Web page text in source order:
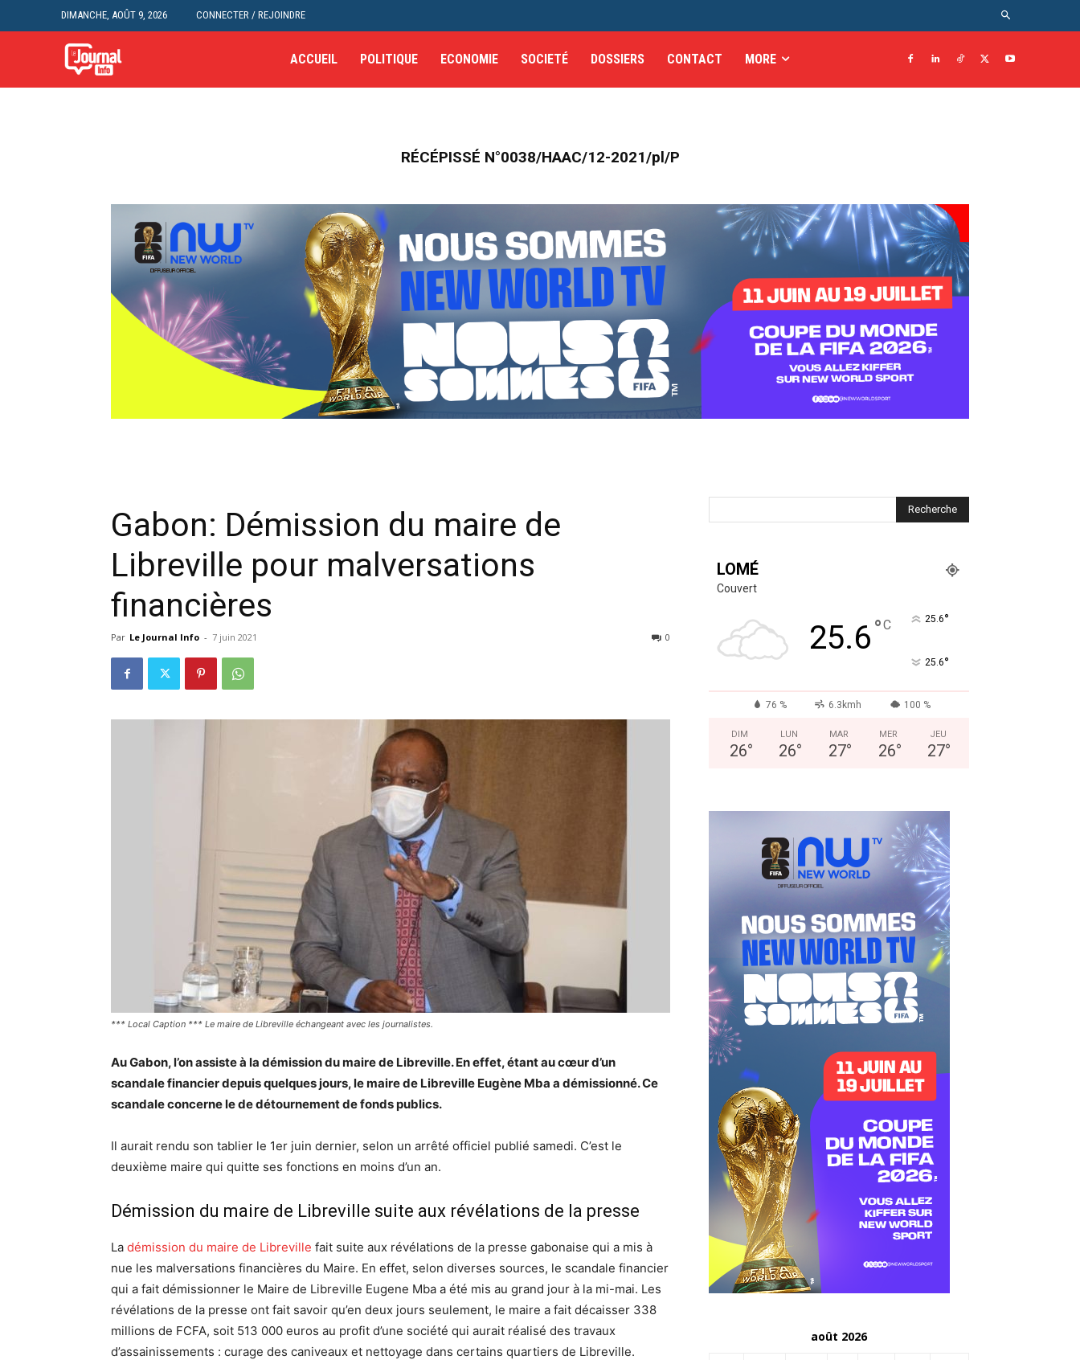
DIMANCHE, AOÛT 9, 2026 CONNECTER / REJOINDRE
ACCUEIL POLITIQUE ECONOMIE SOCIETÉ DOSSIERS CONTACT MORE
RÉCÉPISSÉ N°0038/HAAC/12-2021/pl/P
Gabon: Démission du maire de
Libreville pour malversations
financières
Par Le Journal Info - 7 juin 2021 0
*** Local Caption *** Le maire de Libreville échangeant avec les journalistes.
Au Gabon, l’on assiste à la démission du maire de Libreville. En effet, étant au cœur d’un
scandale financier depuis quelques jours, le maire de Libreville Eugène Mba a démissionné. Ce
scandale concerne le de détournement de fonds publics.
Il aurait rendu son tablier le 1er juin dernier, selon un arrêté officiel publié samedi. C’est le
deuxième maire qui quitte ses fonctions en moins d’un an.
Démission du maire de Libreville suite aux révélations de la presse
La démission du maire de Libreville fait suite aux révélations de la presse gabonaise qui a mis à
nue les malversations financières du Maire. En effet, selon diverses sources, le scandale financier
qui a fait démissionner le Maire de Libreville Eugene Mba a été mis au grand jour à la mi-mai. Les
révélations de la presse ont fait savoir qu’en deux jours seulement, le maire a fait décaisser 338
millions de FCFA, soit 513 000 euros au profit d’une société qui aurait réalisé des travaux
d’assainissements : curage des caniveaux et nettoyage dans certains quartiers de Libreville.
LOMÉ
Couvert
25.6°C 25.6°
25.6°
76 % 6.3kmh 100 %
DIM
26°
LUN
26°
MAR
27°
MER
26°
JEU
27°
août 2026